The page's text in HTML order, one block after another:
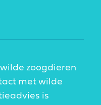
zoogdieren
met wilde
is